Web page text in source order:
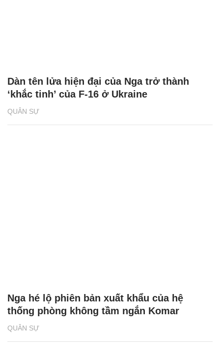
QUÂN SỰ
Dàn tên lửa hiện đại của Nga trở thành
‘khắc tinh’ của F-16 ở Ukraine
QUÂN SỰ
Nga hé lộ phiên bản xuất khẩu của hệ
thống phòng không tầm ngắn Komar